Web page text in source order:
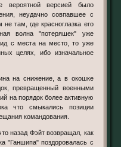
вероятной версией было
неудачно совпавшее с
там, где красноглазка его
волна "потеряшек" уже
с места на место, то уже
целях, ибо изначальное
превращенный военными
на порядок более активную
что смыкались позиции
командования.
"Ганшипа" поздоровалась с